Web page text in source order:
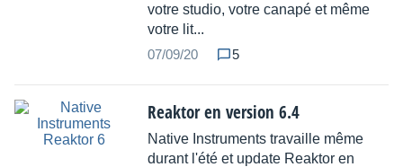
votre studio, votre canapé et même
votre lit...
07/09/20
5
Reaktor en version 6.4
Native Instruments travaille même
durant l'été et update Reaktor en